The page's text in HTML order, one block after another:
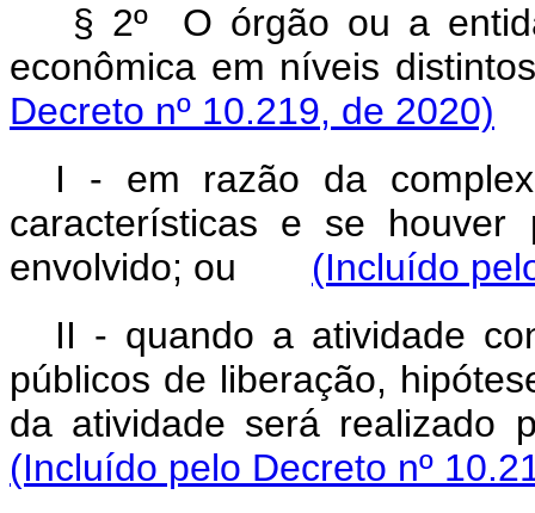
§ 2º O órgão ou a
econômica em níveis
Decreto nº 10.219, de 2020)
I - em razão da
características e se houver
envolvido; ou (Incluído
II - quando a atividade
públicos de liberação,
da atividade será
(Incluído pelo Decreto nº